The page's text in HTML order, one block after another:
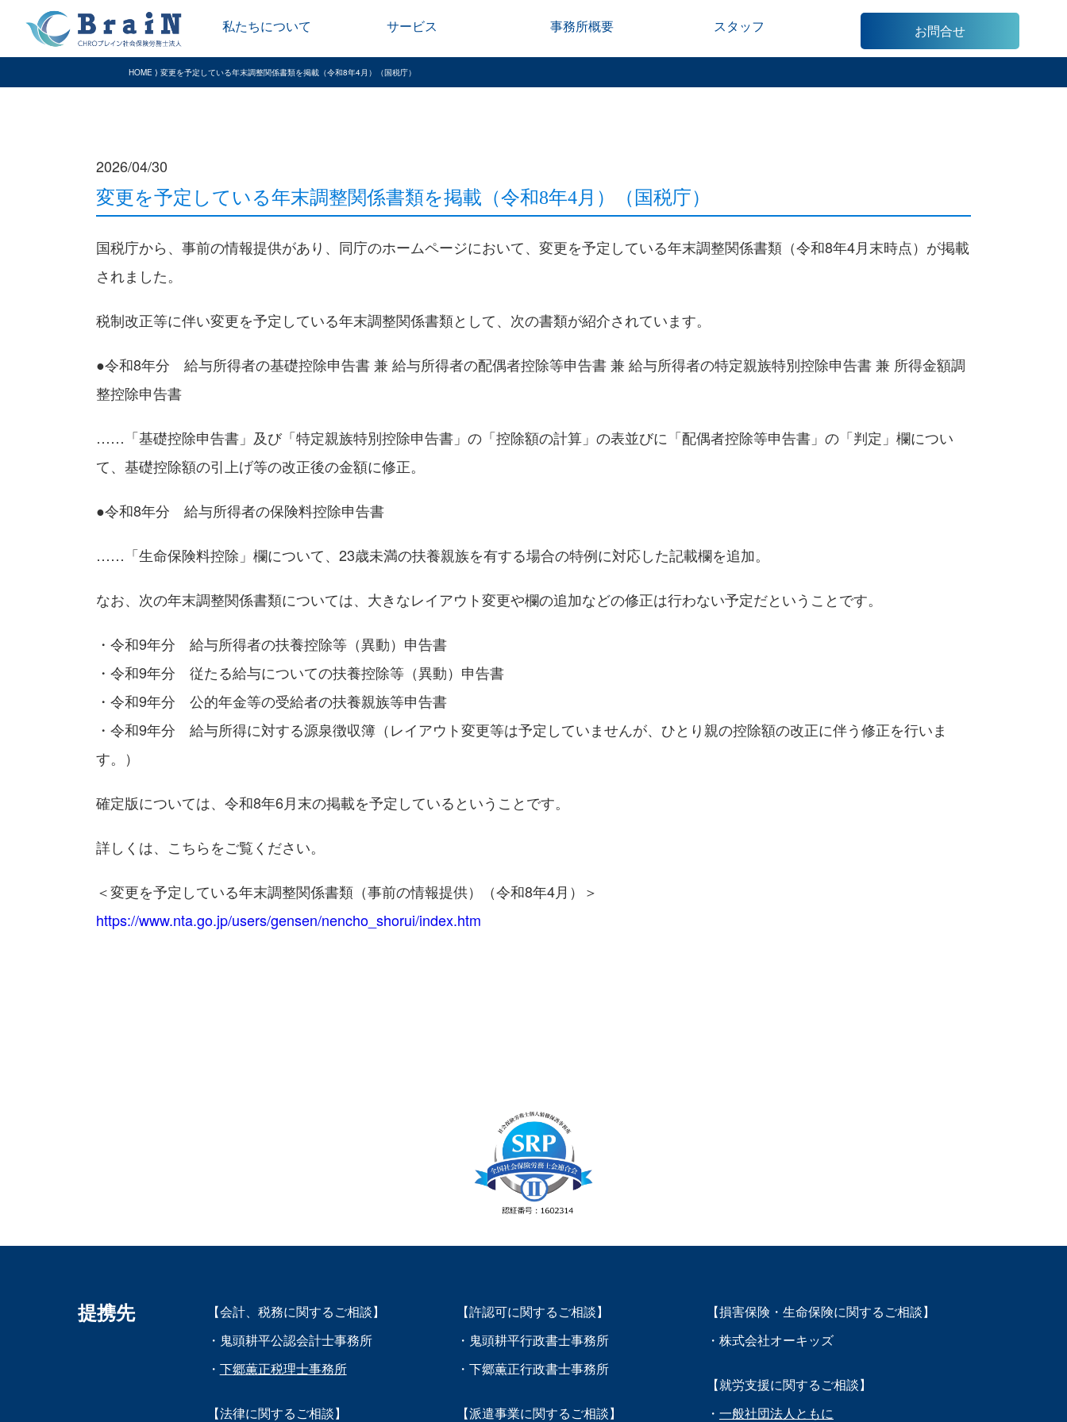
私たちについて サービス 事務所概要 スタッフ お問合せ
HOME ⟩ 変更を予定している年末調整関係書類を掲載（令和8年4月）（国税庁）
2026/04/30
変更を予定している年末調整関係書類を掲載（令和8年4月）（国税庁）
国税庁から、事前の情報提供があり、同庁のホームページにおいて、変更を予定している年末調整関係書類（令和8年4月末時点）が掲載
されました。
税制改正等に伴い変更を予定している年末調整関係書類として、次の書類が紹介されています。
●令和8年分 給与所得者の基礎控除申告書 兼 給与所得者の配偶者控除等申告書 兼 給与所得者の特定親族特別控除申告書 兼 所得金額調
整控除申告書
……「基礎控除申告書」及び「特定親族特別控除申告書」の「控除額の計算」の表並びに「配偶者控除等申告書」の「判定」欄につい
て、基礎控除額の引上げ等の改正後の金額に修正。
●令和8年分 給与所得者の保険料控除申告書
……「生命保険料控除」欄について、23歳未満の扶養親族を有する場合の特例に対応した記載欄を追加。
なお、次の年末調整関係書類については、大きなレイアウト変更や欄の追加などの修正は行わない予定だということです。
・令和9年分 給与所得者の扶養控除等（異動）申告書
・令和9年分 従たる給与についての扶養控除等（異動）申告書
・令和9年分 公的年金等の受給者の扶養親族等申告書
・令和9年分 給与所得に対する源泉徴収簿（レイアウト変更等は予定していませんが、ひとり親の控除額の改正に伴う修正を行いま
す。）
確定版については、令和8年6月末の掲載を予定しているということです。
詳しくは、こちらをご覧ください。
＜変更を予定している年末調整関係書類（事前の情報提供）（令和8年4月）＞
https://www.nta.go.jp/users/gensen/nencho_shorui/index.htm
提携先
【会計、税務に関するご相談】
・鬼頭耕平公認会計士事務所
・ 下郷薫正税理士事務所
【法律に関するご相談】
【許認可に関するご相談】
・鬼頭耕平行政書士事務所
・下郷薫正行政書士事務所
【派遣事業に関するご相談】
【損害保険・生命保険に関するご相談】
・株式会社オーキッズ
【就労支援に関するご相談】
・ 一般社団法人ともに